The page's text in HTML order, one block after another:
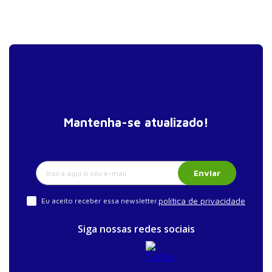
Cirurgia hepática e de shunts portossistêmicos
Cirurgia cardíaca
Cirurgia da coluna vertebral
Cirurgia intracraniana
Cirurgia no trauma
Oxigenação extracorpórea por membrana
Mantenha-se atualizado!
Enviar
Eu aceito receber essa newsletter.política de privacidade
Siga nossas redes sociais